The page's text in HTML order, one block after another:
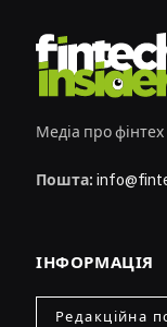
Медіа про фінтех
Пошта:
ІНФОРМАЦІЯ
Редакційна